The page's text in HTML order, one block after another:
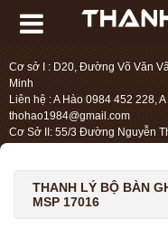
Cơ sở I : D20, Đường Võ Văn
Minh
Liên hệ : A Hào 0984 452 228,
thohao1984@gmail.com
Cơ Sở II: 55/3 Đường Nguyễn
THANH LÝ BỘ BÀN
MSP 17016